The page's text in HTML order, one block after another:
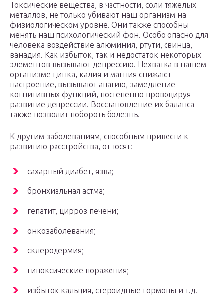
Токсические вещества, в частности, соли тяжелых
металлов, не только убивают наш организм на
физиологическом уровне. Они также способны
менять наш психологический фон. Особо опасно для
человека воздействие алюминия, ртути, свинца,
ванадия. Как избыток, так и недостаток некоторых
элементов вызывают депрессию. Нехватка в нашем
организме цинка, калия и магния снижают
настроение, вызывают апатию, замедление
когнитивных функций, постепенно провоцируя
развитие депрессии. Восстановление их баланса
также позволит побороть болезнь.
К другим заболеваниям, способным привести к
развитию расстройства, относят:
сахарный диабет, язва;
бронхиальная астма;
гепатит, цирроз печени;
онкозаболевания;
склеродермия;
гипоксические поражения;
избыток кальция, стероидные гормоны и т.д.